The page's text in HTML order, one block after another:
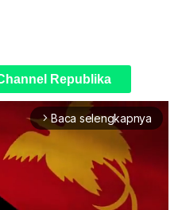
Republika
arrow_forward_ios Baca selengkapnya